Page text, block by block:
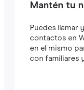
Mantén tu
Puedes llamar
contactos en
en el mismo
con familiares